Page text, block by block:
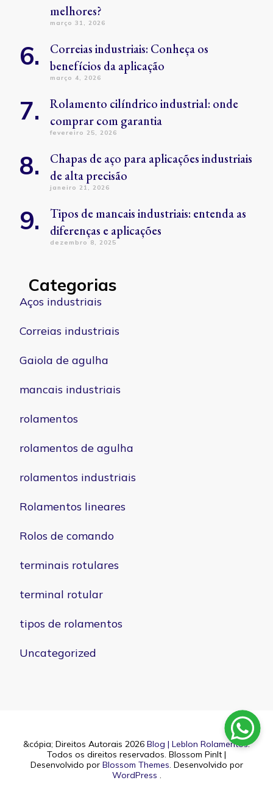
melhores?
março 31, 2026
Correias industriais: Conheça os
benefícios da aplicação
março 4, 2026
Rolamento cilíndrico industrial: onde
comprar com garantia
fevereiro 25, 2026
Chapas de aço para aplicações industriais
de alta precisão
janeiro 21, 2026
Tipos de mancais industriais: entenda as
diferenças e aplicações
dezembro 8, 2025
Categorias
Aços industriais
Correias industriais
Gaiola de agulha
mancais industriais
rolamentos
rolamentos de agulha
rolamentos industriais
Rolamentos lineares
Rolos de comando
terminais rotulares
terminal rotular
tipos de rolamentos
Uncategorized
&cópia; Direitos Autorais 2026 Blog | Leblon Rolamentos.
Todos os direitos reservados. Blossom PinIt |
Desenvolvido por Blossom Themes. Desenvolvido por
WordPress .